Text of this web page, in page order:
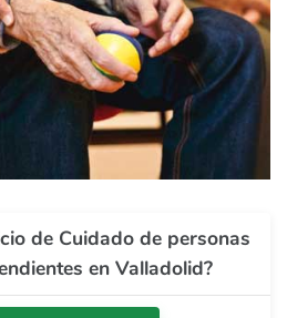
de Cuidado de personas
en Valladolid?